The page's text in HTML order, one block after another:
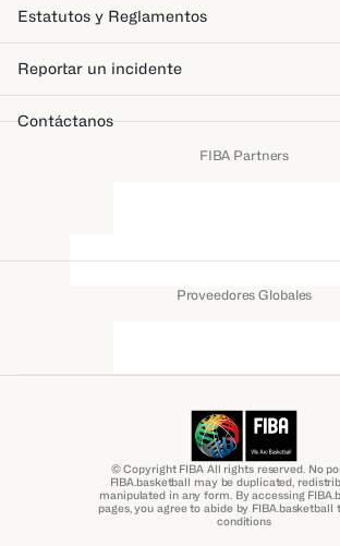
Estatutos y Reglamentos
Reportar un incidente
Contáctanos
FIBA Partners
Proveedores Globales
© Copyright FIBA All rights reserved. No
FIBA.basketball may be duplicated,
manipulated in any form. By accessing
pages, you agree to abide by FIBA.basketball
conditions